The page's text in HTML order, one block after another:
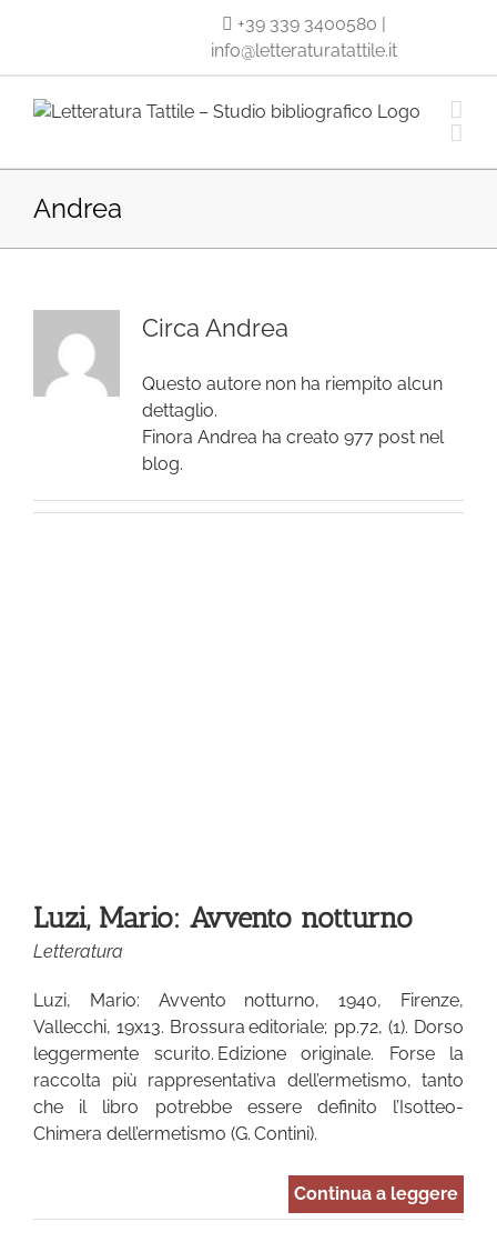
+39 339 3400580 |
info@letteraturatattile.it
Andrea
Circa Andrea
Questo autore non ha riempito alcun
dettaglio.
Finora Andrea ha creato 977 post nel
blog.
Luzi, Mario: Avvento notturno
Letteratura
Luzi, Mario: Avvento notturno, 1940, Firenze,
Vallecchi, 19x13. Brossura editoriale; pp.72, (1). Dorso
leggermente scurito. Edizione originale. Forse la
raccolta più rappresentativa dell’ermetismo, tanto
che il libro potrebbe essere definito l’Isotteo-
Chimera dell’ermetismo (G. Contini).
Continua a leggere